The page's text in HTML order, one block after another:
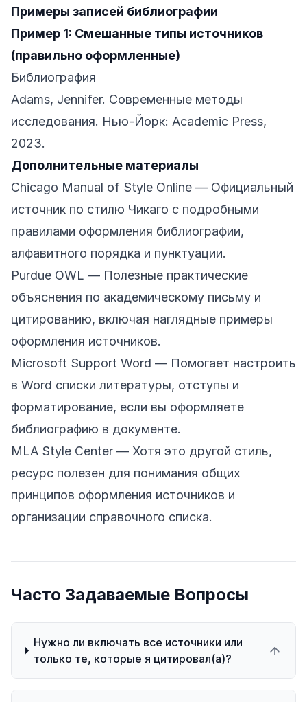
Примеры записей библиографии
Пример 1: Смешанные типы источников
(правильно оформленные)
Библиография
Adams, Jennifer. Современные методы
исследования. Нью-Йорк: Academic Press,
2023.
Дополнительные материалы
Chicago Manual of Style Online — Официальный
источник по стилю Чикаго с подробными
правилами оформления библиографии,
алфавитного порядка и пунктуации.
Purdue OWL — Полезные практические
объяснения по академическому письму и
цитированию, включая наглядные примеры
оформления источников.
Microsoft Support Word — Помогает настроить
в Word списки литературы, отступы и
форматирование, если вы оформляете
библиографию в документе.
MLA Style Center — Хотя это другой стиль,
ресурс полезен для понимания общих
принципов оформления источников и
организации справочного списка.
Часто Задаваемые Вопросы
Нужно ли включать все источники или
только те, которые я цитировал(а)?